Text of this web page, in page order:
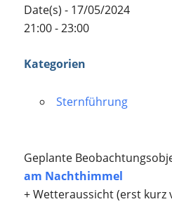
Date(s) - 17/05/2024
21:00 - 23:00
Kategorien
Sternführung
Geplante
am Nachthimmel
+ Wetteraussicht (erst kurz